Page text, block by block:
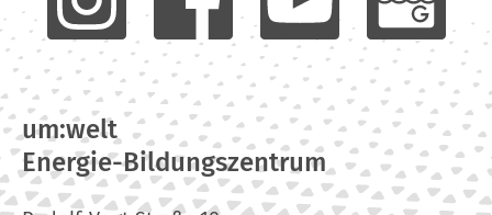
um:welt
Energie-Bildungszentrum